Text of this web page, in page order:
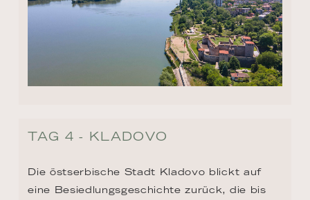
TAG 4 - KLADOVO
Die östserbische Stadt Kladovo blickt auf
eine Besiedlungsgeschichte zurück, die bis